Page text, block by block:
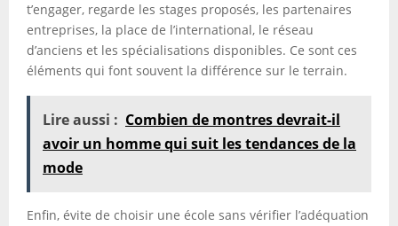
t’engager, regarde les stages proposés, les partenaires
entreprises, la place de l’international, le réseau
d’anciens et les spécialisations disponibles. Ce sont ces
éléments qui font souvent la différence sur le terrain.
Lire aussi : Combien de montres devrait-il
avoir un homme qui suit les tendances de la
mode
Enfin, évite de choisir une école sans vérifier l’adéquation